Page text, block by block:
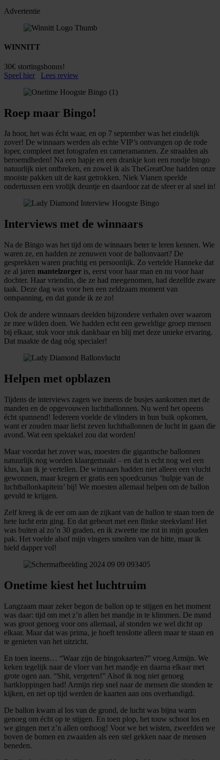
Advertentie
WINNITT
30€ stortingsbonus!
Speel hier
Lees review
Roep maar Bingo!
Ja hoor, het was écht waar, en op 7 september was het eindelijk
zover! De winnaars werden als echte VIP’s ontvangen op de rode
loper, compleet met fotografen en cameramannen. Ze straalden als
beroemdheden! Na een hapje en een drankje kon een rondje bingo
natuurlijk niet ontbreken, en zowel ik als TheGreatOne hadden onze
mooiste pakken uit de kast getrokken. Niek Vianen speelde
ondertussen een vrolijk deuntje en daardoor zat de sfeer er al snel in!
Interviews met de winnaars
Na de Bingo was het tijd om de winnaars beter te leren kennen. Wie
waren ze, en hadden ze zenuwen voor de ballonvaart? De
gesprekken waren prachtig en persoonlijk. Zo vertelde Hanneke dat
ze al jaren mantelzorger is, eerst voor haar man en nu voor haar
dochter. Haar vriendin, die ze had meegenomen, had dezelfde zware
taak. Deze dag was voor hen een zeldzaam moment van
ontspanning, en dat gunde ik ze zo!
Ook de andere winnaars deelden bijzondere verhalen over waarom
ze mee wilden doen. We hadden echt een geweldige groep mensen
bij elkaar, stuk voor stuk dankbaar en blij met deze unieke ervaring.
Dat maakte de dag nóg specialer!
Helpen met opblazen
Tijdens de interviews zagen we ineens de busjes aankomen met de
manden en de opgevouwen luchtballonnen. Nu werd het opeens
écht spannend! Iedereen voelde de vlinders in hun buik opkomen,
want er zouden maar liefst zeven luchtballonnen de lucht in gaan die
avond. Wat een spektakel zou dat worden!
Maar voordat het zover was, moesten die gigantische ballonnen
natuurlijk nog worden klaargemaakt – en dat is echt nog wel een
klus, kan ik je vertellen. De winnaars hadden niet alleen een vlucht
gewonnen, maar kregen er gratis een spoedcursus ‘hulpje van de
luchtballonkapitein’ bij! We moesten allemaal helpen om de ballon
gevuld te krijgen.
Zelf kreeg ik de eer om aan de zijkant van de ballon te staan toen de
hete lucht erin ging. En dat gebeurt met een flinke steekvlam! Het
was buiten al zo’n 30 graden, en ik zweette me rot in mijn gouden
pak. Het voelde alsof mijn vingers smolten van de hitte, maar ik
hield dapper vol!
Onetime kiest het luchtruim
Langzaam maar zeker begon de ballon op te stijgen en het moment
was daar: tijd om met z’n allen het mandje in te klimmen. De mand
was groot genoeg voor ons allemaal, al stonden we wel dicht op
elkaar. Maar dat was prima, je hoeft tenslotte alleen maar te staan en
te genieten van het uitzicht.
En toen ineens… “Waar zijn de bingokaarten?” vroeg Armijn. We
keken tegelijk naar de vloer van het mandje en daarna elkaar met
grote ogen aan. “Shit, vergeten!” Alsof ik nog niet genoeg
hartkloppingen had! Armijn riep snel naar de mensen die stonden te
kijken, en net op tijd werden de kaarten aan ons overhandigd.
De ballon kwam al los van de grond, de lucht was bijna warm
genoeg om écht op te stijgen. En toen plop, het touw schoot los en
we gingen met z’n allen omhoog! Voor we het wisten, zweefden we
boven de bomen en zwaaiden als een stel gekken naar de mensen
beneden.